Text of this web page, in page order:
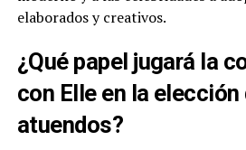
elaborados y creativos.
¿Qué papel jugará la
con Elle en la elección
atuendos?